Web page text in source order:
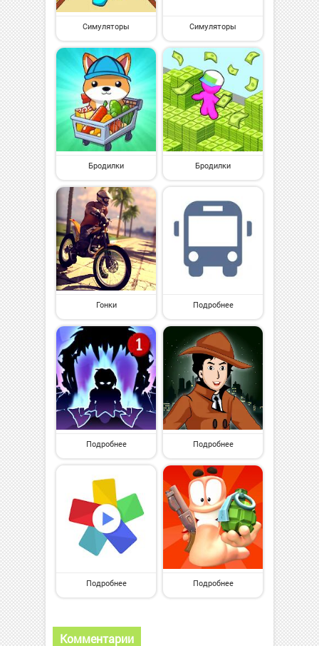
Симуляторы Симуляторы
Бродилки Бродилки
Гонки Подробнее
Подробнее Подробнее
Подробнее Подробнее
Комментарии